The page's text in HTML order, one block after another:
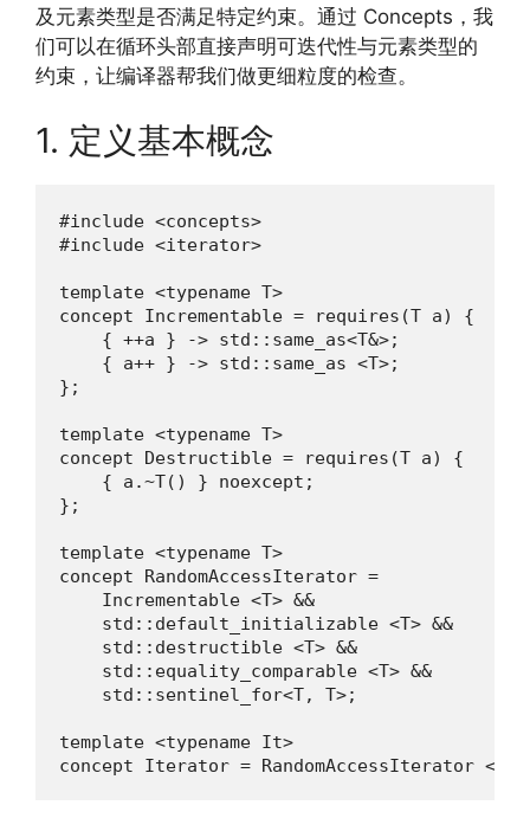
及元素类型是否满足特定约束。通过 Concepts，我
们可以在循环头部直接声明可迭代性与元素类型的
约束，让编译器帮我们做更细粒度的检查。
1. 定义基本概念
#include <concepts>
#include <iterator>
template <typename T>
concept Incrementable = requires(T a) {
    { ++a } -> std::same_as<T&>;
    { a++ } -> std::same_as <T>;
};
template <typename T>
concept Destructible = requires(T a) {
    { a.~T() } noexcept;
};
template <typename T>
concept RandomAccessIterator =
    Incrementable <T> &&
    std::default_initializable <T> &&
    std::destructible <T> &&
    std::equality_comparable <T> &&
    std::sentinel_for<T, T>;
template <typename It>
concept Iterator = RandomAccessIterator